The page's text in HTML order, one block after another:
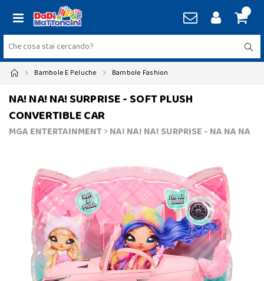
Bambole E Peluche Bambole Fashion
NA! NA! NA! SURPRISE - SOFT PLUSH
CONVERTIBLE CAR
MGA ENTERTAINMENT>NA! NA! NA! SURPRISE - NA NA NA